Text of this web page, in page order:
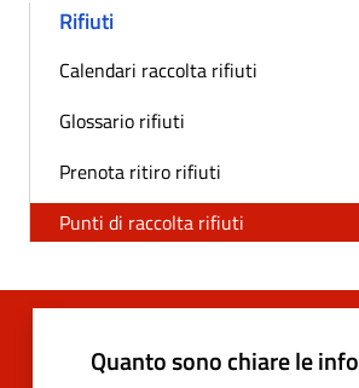
Rifiuti
Calendari raccolta rifiuti
Glossario rifiuti
Prenota ritiro rifiuti
Punti di raccolta rifiuti
Quanto sono chiare le